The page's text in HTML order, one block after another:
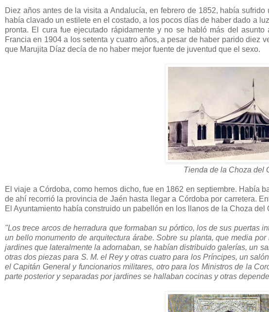
Diez años antes de la visita a Andalucía, en febrero de 1852, había
había clavado un estilete en el costado, a los pocos días de haber dado a
pronta. El cura fue ejecutado rápidamente y no se habló más del
Francia en 1904 a los setenta y cuatro años, a pesar de haber parido diez
que Marujita Díaz decía de no haber mejor fuente de juventud que el sexo.
Tienda de la Choza del
El viaje a Córdoba, como hemos dicho, fue en 1862 en septiembre. Había
de ahí recorrió la provincia de Jaén hasta llegar a Córdoba por carretera.
El Ayuntamiento había construido un pabellón en los llanos de la Choza del
"Los trece arcos de herradura que formaban su pórtico, los de sus puertas
un bello monumento de arquitectura árabe. Sobre su planta, que media
jardines que lateralmente la adornaban, se habían distribuido galerías, un
otras dos piezas para S. M. el Rey y otras cuatro para los Príncipes, un
el Capitán General y funcionarios militares, otro para los Ministros de la
parte posterior y separadas por jardines se hallaban cocinas y otras